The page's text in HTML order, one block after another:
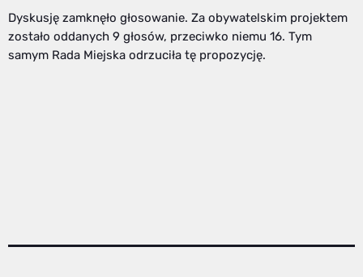
Dyskusję zamknęło głosowanie. Za obywatelskim projektem
zostało oddanych 9 głosów, przeciwko niemu 16. Tym
samym Rada Miejska odrzuciła tę propozycję.